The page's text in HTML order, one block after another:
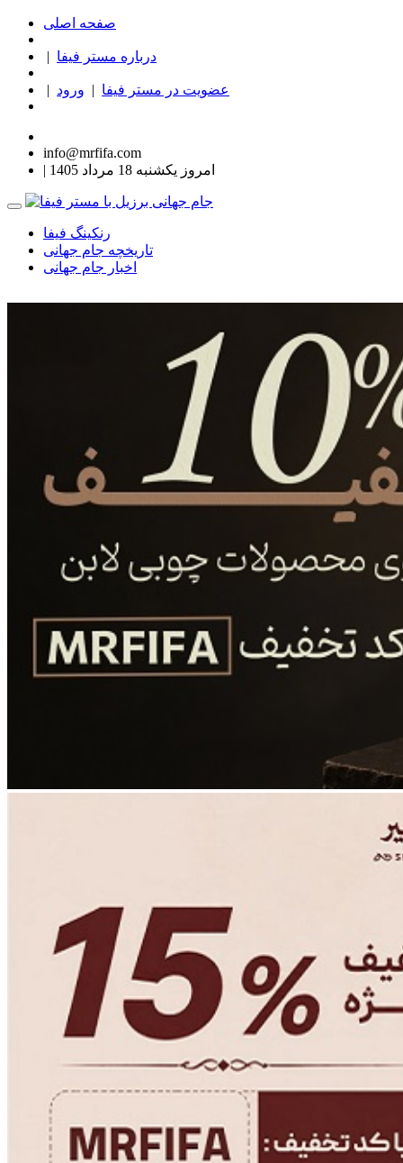
صفحه اصلی
| درباره مستر فیفا
| عضویت در مستر فیفا | ورود
info@mrfifa.com
| امروز یکشنبه 18 مرداد 1405
رنکینگ فیفا
تاریخچه جام جهانی
اخبار جام جهانی